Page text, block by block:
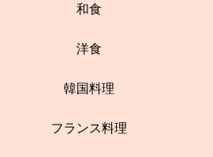
和食
洋食
韓国料理
フランス料理